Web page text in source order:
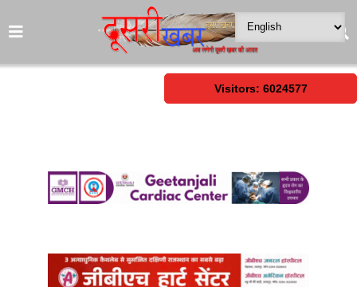
Visitors: 6024577